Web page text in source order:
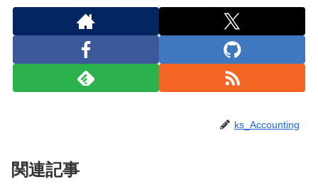
ks_Accounting
関連記事